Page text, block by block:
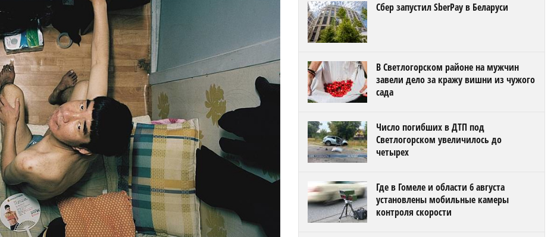
Сбер запустил SberPay в Беларуси
В Светлогорском районе на мужчин
завели дело за кражу вишни из чужого
сада
Число погибших в ДТП под
Светлогорском увеличилось до
четырех
Где в Гомеле и области 6 августа
установлены мобильные камеры
контроля скорости